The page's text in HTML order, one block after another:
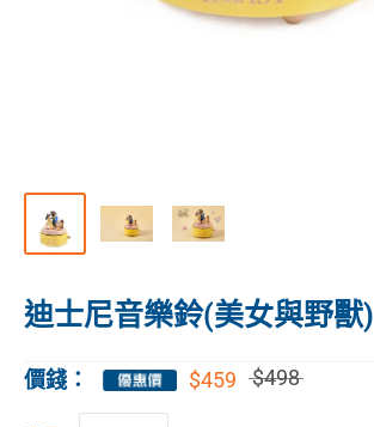
迪士尼音樂鈴(美女與野獸)
價錢： $459 $498